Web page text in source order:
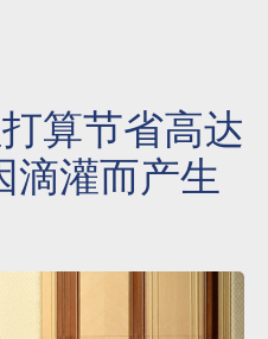
算节省高达
滴灌而产生